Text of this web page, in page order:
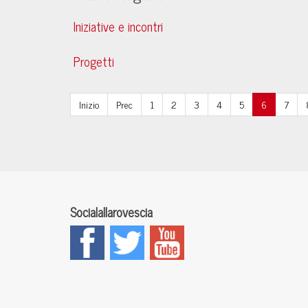
Iniziative e incontri
Progetti
Inizio Prec 1 2 3 4 5 6 7
Socialallarovescia